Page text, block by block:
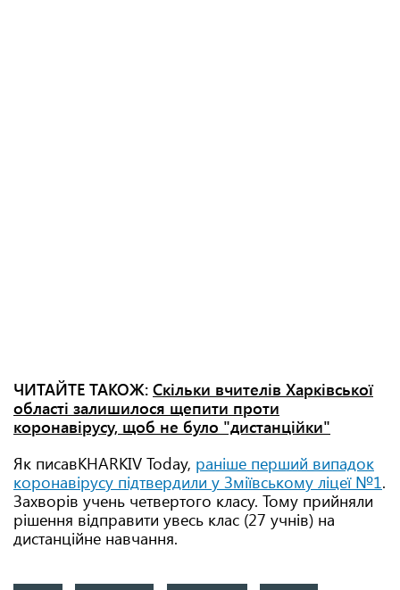
ЧИТАЙТЕ ТАКОЖ: Скільки вчителів Харківської
області залишилося щепити проти
коронавірусу, щоб не було "дистанційки"
Як писавKHARKIV Today, раніше перший випадок
коронавірусу підтвердили у Зміївському ліцеї №1.
Захворів учень четвертого класу. Тому прийняли
рішення відправити увесь клас (27 учнів) на
дистанційне навчання.